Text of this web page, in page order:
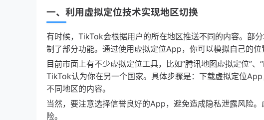
一、利用虚拟定位技术实现地区切换
有时候，TikTok会根据用户的所在地区推送不同的内容。部
制了部分功能。通过使用虚拟定位App，你可以模拟自己的位
目前市面上有不少虚拟定位工具，比如“腾讯地图虚拟定位”
TikTok认为你在另一个国家。具体步骤是：下载虚拟定位
不同地区的内容。
当然，要注意选择信誉良好的App，避免造成隐私泄露风险
险。